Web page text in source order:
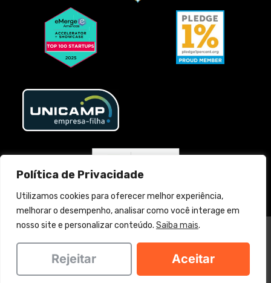
Política de Privacidade
Utilizamos cookies para oferecer melhor experiência,
melhorar o desempenho, analisar como você interage em
nosso site e personalizar conteúdo. Saiba mais.
Rejeitar Aceitar
reservados
Política de privacidade